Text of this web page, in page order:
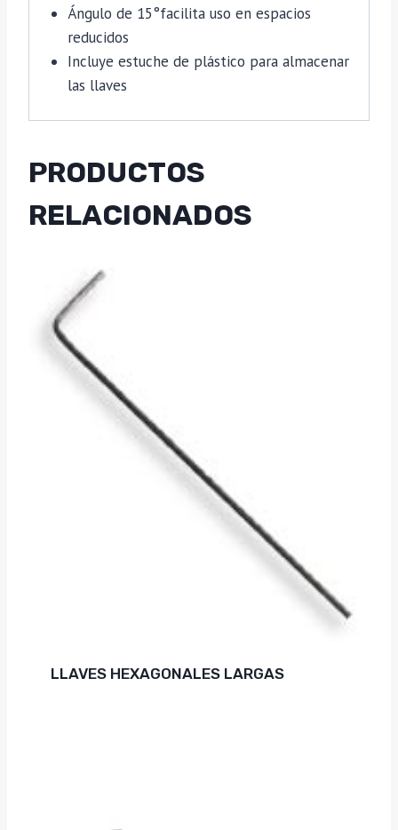
Ángulo de 15°facilita uso en espacios
reducidos
Incluye estuche de plástico para almacenar
las llaves
PRODUCTOS
RELACIONADOS
LLAVES HEXAGONALES LARGAS